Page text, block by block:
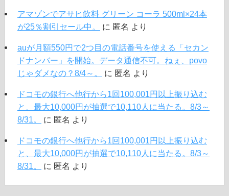
アマゾンでアサヒ飲料 グリーン コーラ 500ml×24本
が25％割引セール中。
に 匿名 より
auが月額550円で2つ目の電話番号を使える「セカン
ドナンバー」を開始。データ通信不可。ねぇ、povo
じゃダメなの？8/4～。
に 匿名 より
ドコモの銀行へ他行から1回100,001円以上振り込む
と、最大10,000円が抽選で10,110人に当たる。8/3～
8/31。
に 匿名 より
ドコモの銀行へ他行から1回100,001円以上振り込む
と、最大10,000円が抽選で10,110人に当たる。8/3～
8/31。
に 匿名 より